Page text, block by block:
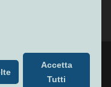
da
Cifre
Accetta
Tutti